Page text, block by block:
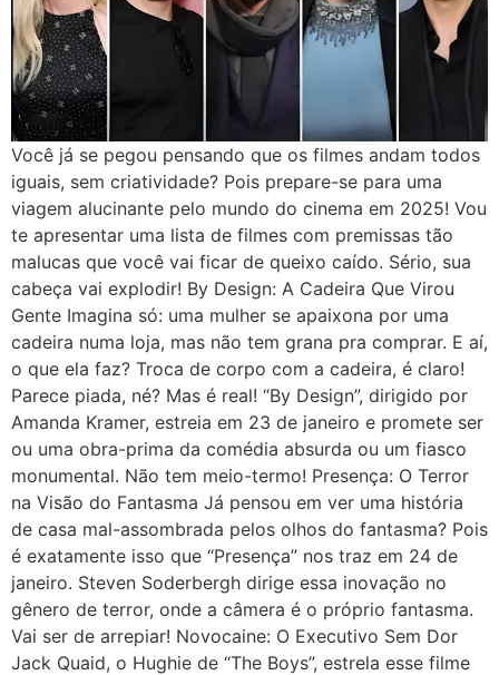
Você já se pegou pensando que os filmes andam todos
iguais, sem criatividade? Pois prepare-se para uma
viagem alucinante pelo mundo do cinema em 2025! Vou
te apresentar uma lista de filmes com premissas tão
malucas que você vai ficar de queixo caído. Sério, sua
cabeça vai explodir! By Design: A Cadeira Que Virou
Gente Imagina só: uma mulher se apaixona por uma
cadeira numa loja, mas não tem grana pra comprar. E aí,
o que ela faz? Troca de corpo com a cadeira, é claro!
Parece piada, né? Mas é real! “By Design”, dirigido por
Amanda Kramer, estreia em 23 de janeiro e promete ser
ou uma obra-prima da comédia absurda ou um fiasco
monumental. Não tem meio-termo! Presença: O Terror
na Visão do Fantasma Já pensou em ver uma história
de casa mal-assombrada pelos olhos do fantasma? Pois
é exatamente isso que “Presença” nos traz em 24 de
janeiro. Steven Soderbergh dirige essa inovação no
gênero de terror, onde a câmera é o próprio fantasma.
Vai ser de arrepiar! Novocaine: O Executivo Sem Dor
Jack Quaid, o Hughie de “The Boys”, estrela esse filme